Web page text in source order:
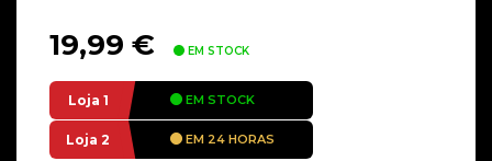
19,99 € EM STOCK
Loja 1 EM STOCK
Loja 2 EM 24 HORAS